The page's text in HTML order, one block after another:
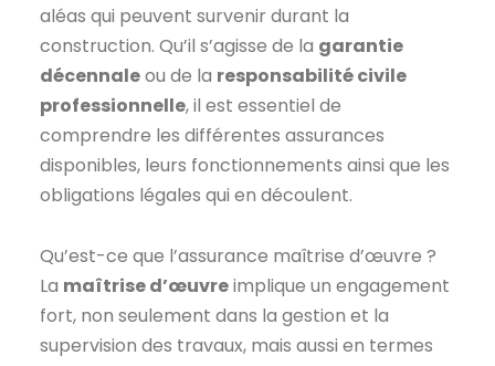
aléas qui peuvent survenir durant la
construction. Qu’il s’agisse de la garantie
décennaleou de la responsabilité civile
professionnelle, il est essentiel de
comprendre les différentes assurances
disponibles, leurs fonctionnements ainsi que les
obligations légales qui en découlent.
Qu’est-ce que l’assurance maîtrise d’œuvre ?
La maîtrise d’œuvreimplique un engagement
fort, non seulement dans la gestion et la
supervision des travaux, mais aussi en termes